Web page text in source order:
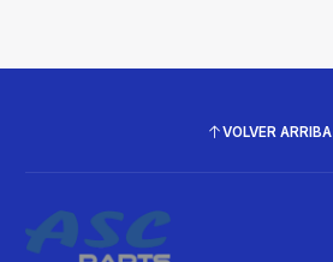
VOLVER ARRIBA